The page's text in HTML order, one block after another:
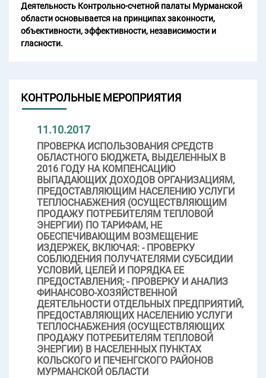
Деятельность Контрольно-счетной палаты Мурманской
области основывается на принципах законности,
объективности, эффективности, независимости и
гласности.
КОНТРОЛЬНЫЕ МЕРОПРИЯТИЯ
11.10.2017
ПРОВЕРКА ИСПОЛЬЗОВАНИЯ СРЕДСТВ
ОБЛАСТНОГО БЮДЖЕТА, ВЫДЕЛЕННЫХ В
2016 ГОДУ НА КОМПЕНСАЦИЮ
ВЫПАДАЮЩИХ ДОХОДОВ ОРГАНИЗАЦИЯМ,
ПРЕДОСТАВЛЯЮЩИМ НАСЕЛЕНИЮ УСЛУГИ
ТЕПЛОСНАБЖЕНИЯ (ОСУЩЕСТВЛЯЮЩИМ
ПРОДАЖУ ПОТРЕБИТЕЛЯМ ТЕПЛОВОЙ
ЭНЕРГИИ) ПО ТАРИФАМ, НЕ
ОБЕСПЕЧИВАЮЩИМ ВОЗМЕЩЕНИЕ
ИЗДЕРЖЕК, ВКЛЮЧАЯ: - ПРОВЕРКУ
СОБЛЮДЕНИЯ ПОЛУЧАТЕЛЯМИ СУБСИДИИ
УСЛОВИЙ, ЦЕЛЕЙ И ПОРЯДКА ЕЕ
ПРЕДОСТАВЛЕНИЯ; - ПРОВЕРКУ И АНАЛИЗ
ФИНАНСОВО-ХОЗЯЙСТВЕННОЙ
ДЕЯТЕЛЬНОСТИ ОТДЕЛЬНЫХ ПРЕДПРИЯТИЙ,
ПРЕДОСТАВЛЯЮЩИХ НАСЕЛЕНИЮ УСЛУГИ
ТЕПЛОСНАБЖЕНИЯ (ОСУЩЕСТВЛЯЮЩИХ
ПРОДАЖУ ПОТРЕБИТЕЛЯМ ТЕПЛОВОЙ
ЭНЕРГИИ) В НАСЕЛЕННЫХ ПУНКТАХ
КОЛЬСКОГО И ПЕЧЕНГСКОГО РАЙОНОВ
МУРМАНСКОЙ ОБЛАСТИ